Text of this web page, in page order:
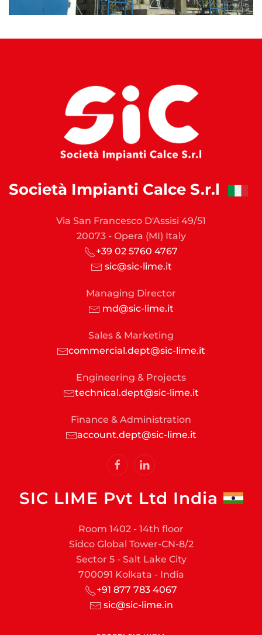
Società Impianti Calce S.r.l
Via San Francesco D'Assisi 49/51
20073 - Opera (MI) Italy
+39 02 5760 4767
sic@sic-lime.it
Managing Director
md@sic-lime.it
Sales & Marketing
commercial.dept@sic-lime.it
Engineering & Projects
technical.dept@sic-lime.it
Finance & Administration
account.dept@sic-lime.it
SIC LIME Pvt Ltd India
Room 1402 - 14th floor
Sidco Global Tower-CN-8/2
Sector 5 - Salt Lake City
700091 Kolkata - India
+91 877 783 4067
sic@sic-lime.in